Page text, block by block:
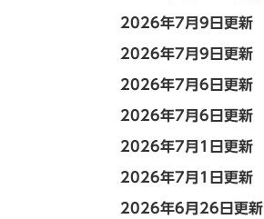
2026年7月9日更新
2026年7月9日更新
2026年7月6日更新
2026年7月6日更新
2026年7月1日更新
2026年7月1日更新
2026年6月26日更新